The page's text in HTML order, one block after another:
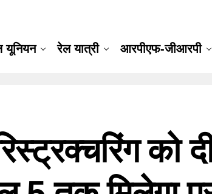
यूनियन रेल यात्री आरपीएफ-जीआरपी
को